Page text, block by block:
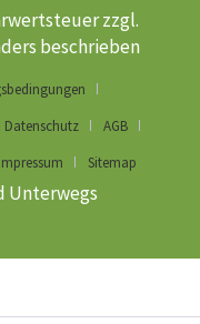
zzgl.
beschrieben
Datenschutz
AGB
Impressum Sitemap
Unterwegs